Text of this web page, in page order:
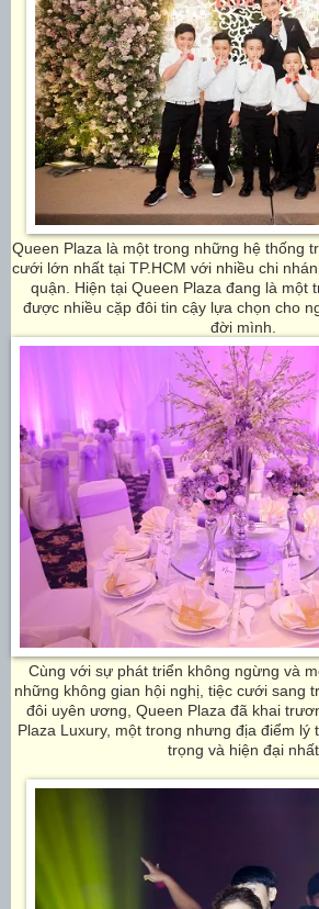
Queen Plaza là một trong những hệ thống
cưới lớn nhất tại TP.HCM với nhiều chi
quận. Hiện tại Queen Plaza đang là một
được nhiều cặp đôi tin cậy lựa chọn cho
đời mình.
Cùng với sự phát triển không ngừng và
những không gian hội nghị, tiệc cưới sang
đôi uyên ương, Queen Plaza đã khai
Plaza Luxury, một trong nhưng địa điểm lý
trọng và hiện đại nhất.